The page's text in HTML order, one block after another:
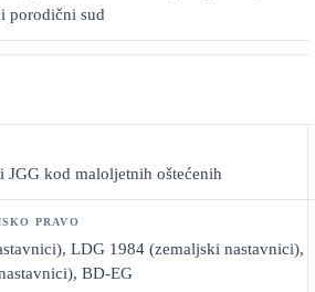
porodični sud
JGG kod maloljetnih oštećenih
LDG 1984 (zemaljski nastavnici),
BD-EG